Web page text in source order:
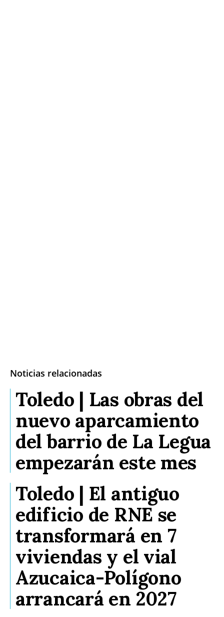
Noticias relacionadas
Toledo | Las obras del
nuevo aparcamiento
del barrio de La Legua
empezarán este mes
Toledo | El antiguo
edificio de RNE se
transformará en 7
viviendas y el vial
Azucaica-Polígono
arrancará en 2027